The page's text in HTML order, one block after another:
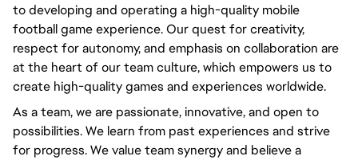
to developing and operating a high-quality mobile
football game experience. Our quest for creativity,
respect for autonomy, and emphasis on collaboration are
at the heart of our team culture, which empowers us to
create high-quality games and experiences worldwide.
As a team, we are passionate, innovative, and open to
possibilities. We learn from past experiences and strive
for progress. We value team synergy and believe a